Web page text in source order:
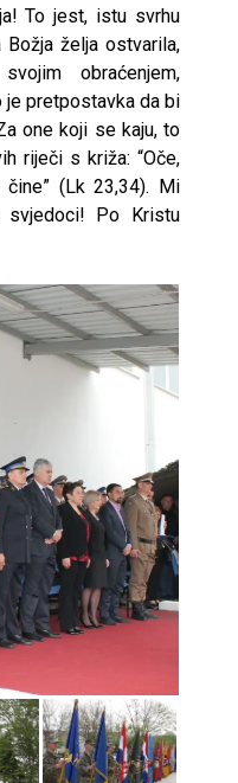
To jest, istu svrhu
želja ostvarila,
obraćenjem,
je pretpostavka da bi
one koji se kaju, to
riječi s križa: “Oče,
(Lk 23,34). Mi
Po Kristu